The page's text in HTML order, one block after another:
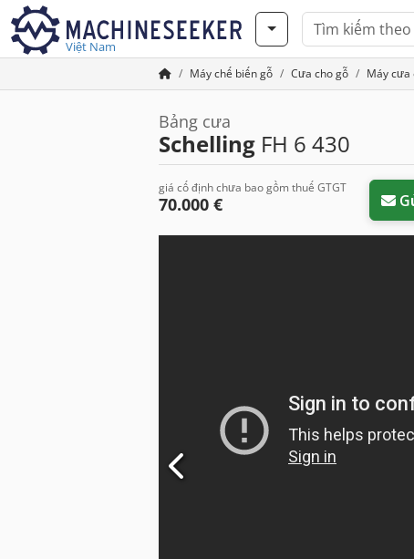
Việt Nam
Máy chế biến gỗ Cưa cho gỗ Máy cưa
Bảng cưa
Schelling FH 6 430
giá cố định chưa bao gồm thuế GTGT
70.000 €